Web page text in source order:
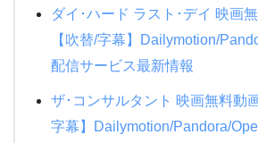
ダイ･ハード ラスト･デイ 映画
【吹替/字幕】Dailymotion/
配信サービス最新情報
ザ･コンサルタント 映画無料動
字幕】Dailymotion/Pandora/